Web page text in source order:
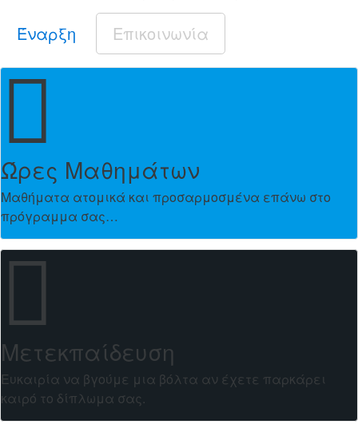
Έναρξη Επικοινωνία
Ώρες Μαθημάτων
Μαθήματα ατομικά και προσαρμοσμένα επάνω στο
πρόγραμμα σας…
Μετεκπαίδευση
Ευκαιρία να βγούμε μια βόλτα αν έχετε παρκάρει
καιρό το δίπλωμα σας.